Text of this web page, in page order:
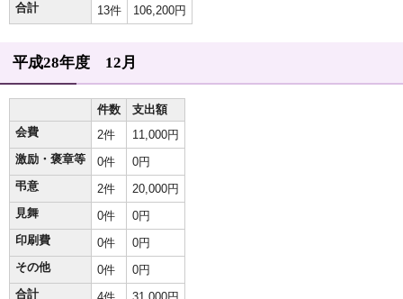
合計
13件 106,200円
平成28年度 12月
件数
支出額
会費
2件
11,000円
激励・褒章等
0件
0円
弔意
2件
20,000円
見舞
0件
0円
印刷費
0件
0円
その他
0件
0円
合計